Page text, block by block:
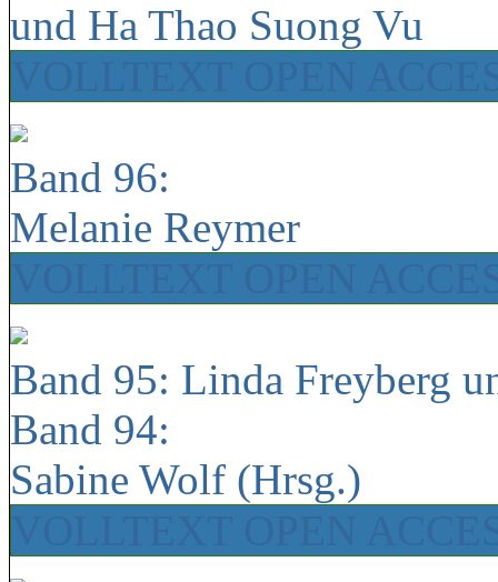
und Ha Thao Suong Vu
Band 96:
Melanie Reymer
Band 95: Linda Freyberg
Band 94:
Sabine Wolf (Hrsg.)